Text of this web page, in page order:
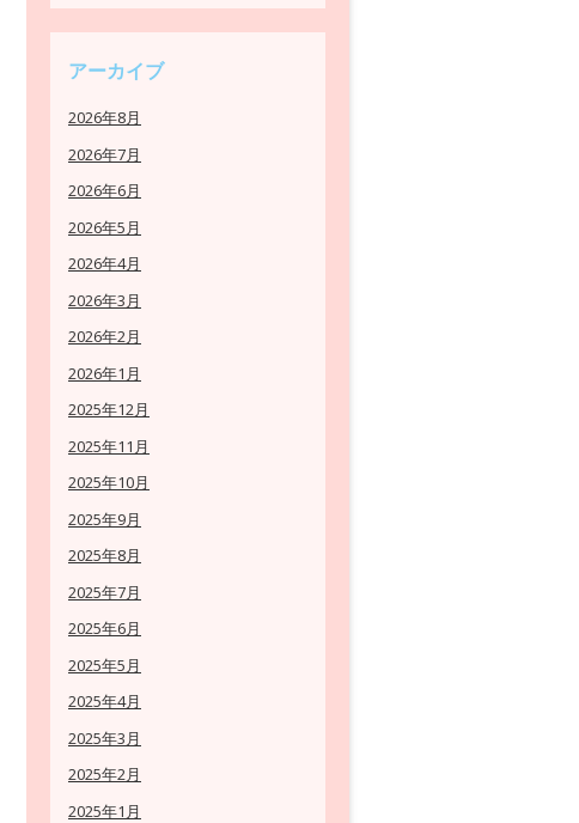
アーカイブ
2026年8月
2026年7月
2026年6月
2026年5月
2026年4月
2026年3月
2026年2月
2026年1月
2025年12月
2025年11月
2025年10月
2025年9月
2025年8月
2025年7月
2025年6月
2025年5月
2025年4月
2025年3月
2025年2月
2025年1月